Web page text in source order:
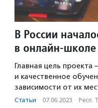
В России
в онлайн-школе
Главная цель
и качественное
зависимости от их
Статьи · 07.06.2023 · Респ.